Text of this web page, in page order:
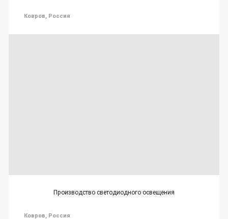
Ковров, Россия
Производство светодиодного освещения
Ковров, Россия